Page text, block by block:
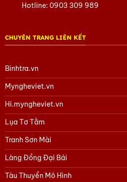
Hotline:0903 309 989
CHUYÊN TRANG LIÊN KẾT
Binhtra.vn
Myngheviet.vn
Hi.myngheviet.vn
Lụa Tơ Tằm
Tranh Sơn Mài
Làng Đồng Đại Bái
Tàu Thuyền Mô Hình